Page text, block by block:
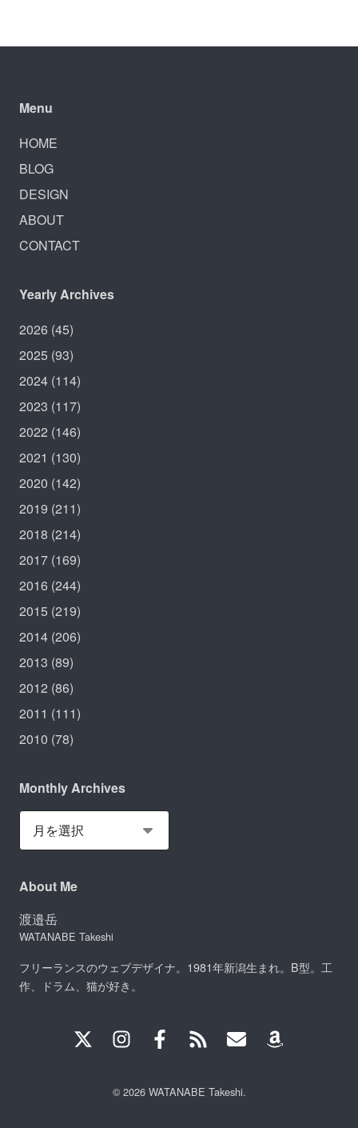
Menu
HOME
BLOG
DESIGN
ABOUT
CONTACT
Yearly Archives
2026 (45)
2025 (93)
2024 (114)
2023 (117)
2022 (146)
2021 (130)
2020 (142)
2019 (211)
2018 (214)
2017 (169)
2016 (244)
2015 (219)
2014 (206)
2013 (89)
2012 (86)
2011 (111)
2010 (78)
Monthly Archives
About Me
渡邉岳
WATANABE Takeshi
フリーランスのウェブデザイナ。1981年新潟生まれ。B型。工
作、ドラム、猫が好き。
© 2026 WATANABE Takeshi.